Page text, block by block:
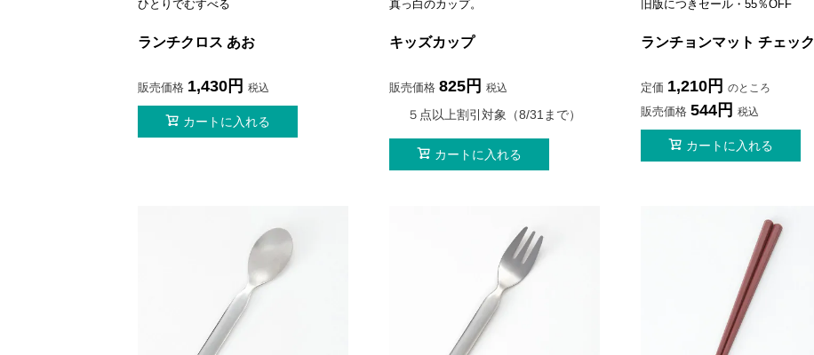
ひとりでむすべる
ランチクロス あお
販売価格 1,430 税込
カートに入れる
真っ白のカップ。
キッズカップ
販売価格 825 税込
５点以上割引対象（8/31まで）
カートに入れる
旧版につきセール・55％OFF
ランチョンマット チェック
定価 1,210 のところ
販売価格 544 税込
カートに入れる